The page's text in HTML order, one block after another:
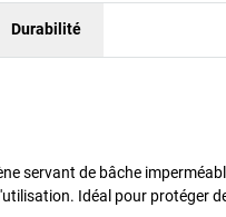
Durabilité
servant de bâche
Idéal pour protéger